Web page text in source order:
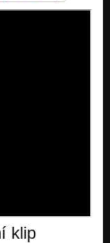
klip